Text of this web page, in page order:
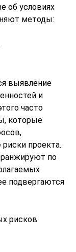
об условиях
методы:
выявление
и
часто
которые
проекта.
по
подвергаются
рисков